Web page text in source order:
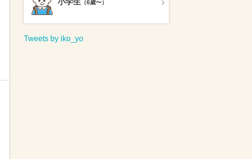
小学生 （6歳〜）
Tweets by iko_yo